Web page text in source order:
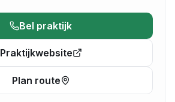
Bel praktijk
Praktijkwebsite
Plan route